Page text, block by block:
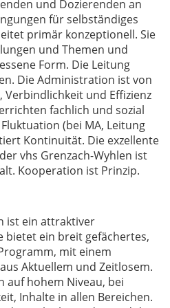
und Dozierenden an
für selbständiges
primär konzeptionell. Sie
und Themen und
Form. Die Leitung
Die Administration ist von
und Effizienz
fachlich und sozial
(bei MA, Leitung
Kontinuität. Die exzellente
vhs Grenzach-Wyhlen ist
Kooperation ist Prinzip.
ist ein attraktiver
bietet ein breit gefächertes,
mit einem
Aktuellem und Zeitlosem.
auf hohem Niveau, bei
Inhalte in allen Bereichen.